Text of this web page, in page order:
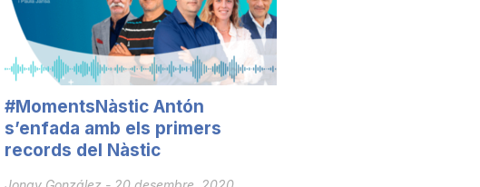
#MomentsNàstic Antón
s’enfada amb els primers
records del Nàstic